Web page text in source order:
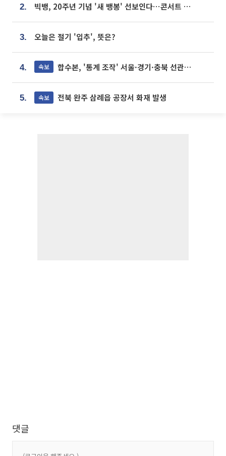
2. 빅뱅, 20주년 기념 '새 뱅봉' 선보인다⋯콘서트 앞두고 팝업 개최
3. 오늘은 절기 '입추', 뜻은?
4. 속보 합수본, '통계 조작' 서울·경기·충북 선관위 등 추가 압수수색
5. 속보 전북 완주 삼례읍 공장서 화재 발생
댓글